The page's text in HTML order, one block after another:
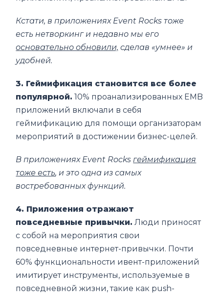
Кстати, в приложениях Event Rocks тоже
есть нетворкинг и недавно мы его
основательно обновили, сделав «умнее» и
удобней.
3. Геймификация становится все более
популярной. 10% проанализированных EMB
приложений включали в себя
геймификацию для помощи организаторам
мероприятий в достижении бизнес-целей.
В приложениях Event Rocksгеймификация
тоже есть, и это одна из самых
востребованных функций.
4. Приложения отражают
повседневные привычки. Люди приносят
с собой на мероприятия свои
повседневные интернет-привычки. Почти
60% функциональности ивент-приложений
имитирует инструменты, используемые в
повседневной жизни, такие как push-